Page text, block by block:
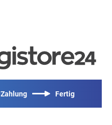
Zahlung Fertig